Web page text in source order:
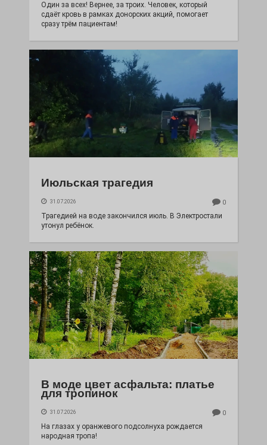
Один за всех! Вернее, за троих. Человек, который
сдаёт кровь в рамках донорских акций, помогает
сразу трём пациентам!
Июльская трагедия
31.07.2026 0
Трагедией на воде закончился июль. В Электростали
утонул ребёнок.
В моде цвет асфальта: платье
для тропинок
31.07.2026 0
На глазах у оранжевого подсолнуха рождается
народная тропа!